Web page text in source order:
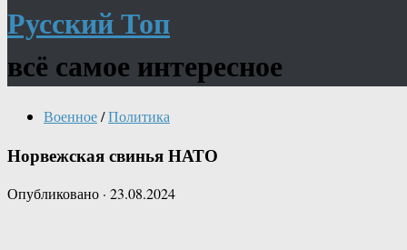
Русский Топ
всё самое интересное
Военное/Политика
Норвежская свинья НАТО
Опубликовано · 23.08.2024